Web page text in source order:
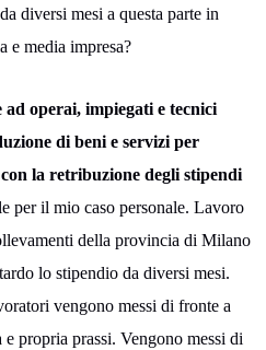
diversi mesi a questa parte in
e media impresa?
ad operai, impiegati e tecnici
di beni e servizi per
la retribuzione degli stipendi
per il mio caso personale. Lavoro
della provincia di Milano
lo stipendio da diversi mesi.
vengono messi di fronte a
propria prassi. Vengono messi di